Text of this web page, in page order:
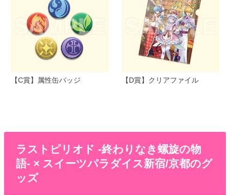
【C賞】属性缶バッジ 【D賞】クリアファイル
ラストピリオド -終わりなき螺旋の物
語- × スイーツパラダイス新宿/京都のグ
ッズ